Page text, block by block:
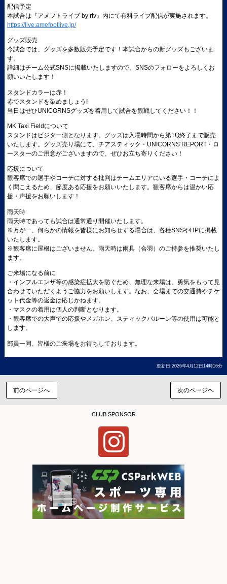
配信予定
本試合は『アメフトライブ by rtv』内にて有料ライブ配信が実施されます。
https://live.amefootlive.jp/
グッズ販売
今試合では、グッズを多数販売予定です！本試合からの新グッズもございま
す。
詳細はチーム公式SNSに掲載いたしますので、SNSのフォローをよろしくお
願いいたします！
スタンドカラーは赤！
赤でスタンドを染めましょう!
当日はぜひUNICORNSグッズを着用して試合を観戦してください！！
MK Taxi Fieldについて
スタンドは ビジター側 となります。 グッズは入場時間から第1Q終了 まで販売
いたします。グッズ売り場にて、チアスティック・UNICORNS REPORT・ロ
ースターのご用意がございますので、ぜひお立ち寄りください！
応援について
観客席での選手やコーチに対する批判はチームエリアにいる選手・コーチによ
く聞こえるため、節度ある応援をお願いいたします。観客席からは温かい応
援・声援をお願いします！
雨天時
雨天時であっても試合は通常通り開催いたします。
※万が一、何らかの情報を皆様にお知らせする場合は、各種SNSやHPに掲載
いたします。
※観客席に屋根はございません。雨天時は雨具（合羽）のご持参を推奨いたし
ます。
ご来場になる前に
・インフルエンザ等の感染症拡大を防ぐため、無理な来場は、勇気をもって見
合わせていただくようご協力をお願いします。なお、会場までの交通費やチケ
ット代金等の返金は応じかねます。
・マスクの着用は個人の判断となります。
・観客席での大声での応援やメガホン、スティックバルーン等の使用は可能と
します。
部員一同、皆様のご来場をお待ちしております。
更新日:2026年4月12日14時16分
前のページへ 次のページヘ
CLUB SPONSOR